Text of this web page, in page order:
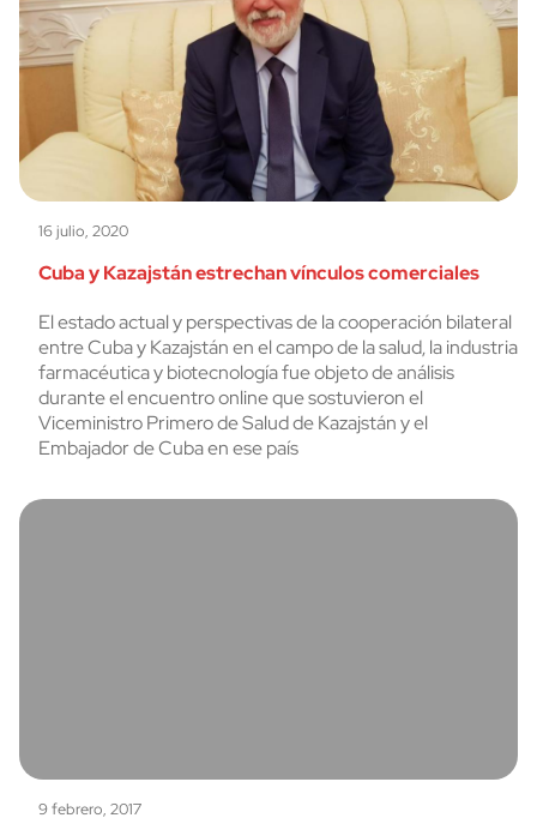
16 julio, 2020
Cuba y Kazajstán estrechan vínculos comerciales
El estado actual y perspectivas de la cooperación bilateral
entre Cuba y Kazajstán en el campo de la salud, la industria
farmacéutica y biotecnología fue objeto de análisis
durante el encuentro online que sostuvieron el
Viceministro Primero de Salud de Kazajstán y el
Embajador de Cuba en ese país
9 febrero, 2017